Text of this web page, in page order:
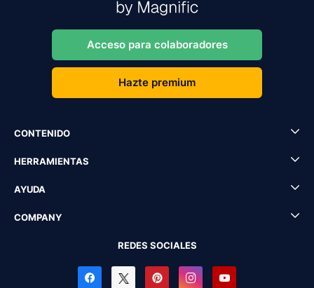
Acceso para colaboradores
Hazte premium
CONTENIDO
HERRAMIENTAS
AYUDA
COMPANY
REDES SOCIALES